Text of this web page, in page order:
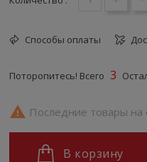
Способы оплаты
Поторопитесь! Всего 3
 Последние товары на
В корзину